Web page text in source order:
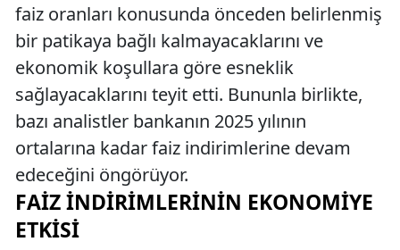
faiz oranları konusunda önceden belirlenmiş
bir patikaya bağlı kalmayacaklarını ve
ekonomik koşullara göre esneklik
sağlayacaklarını teyit etti. Bununla birlikte,
bazı analistler bankanın 2025 yılının
ortalarına kadar faiz indirimlerine devam
edeceğini öngörüyor.
FAIZ İNDIRIMLERININ EKONOMIYE
ETKISI